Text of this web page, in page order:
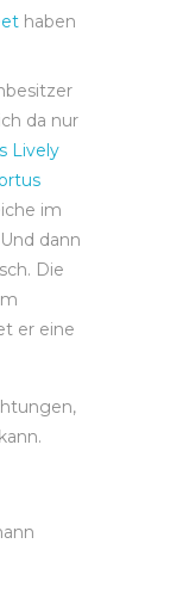
haben
da nur
Lively
im
dann
Die
er eine